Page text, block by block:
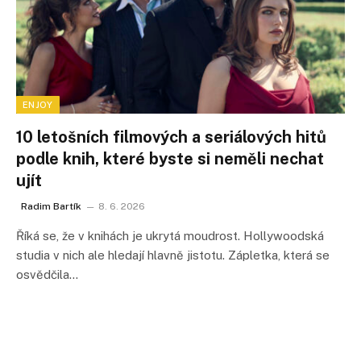
ENJOY
10 letošních filmových a seriálových hitů
podle knih, které byste si neměli nechat
ujít
Radim Bartík 8. 6. 2026
Říká se, že v knihách je ukrytá moudrost. Hollywoodská
studia v nich ale hledají hlavně jistotu. Zápletka, která se
osvědčila…